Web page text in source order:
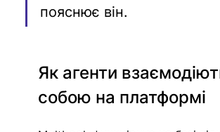
пояснює він.
Як агенти
собою на платформі